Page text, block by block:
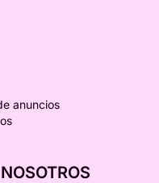
anuncios